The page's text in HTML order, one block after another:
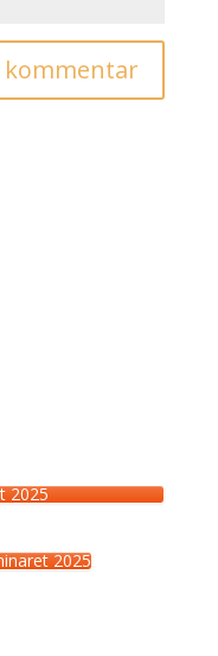
2025
2025